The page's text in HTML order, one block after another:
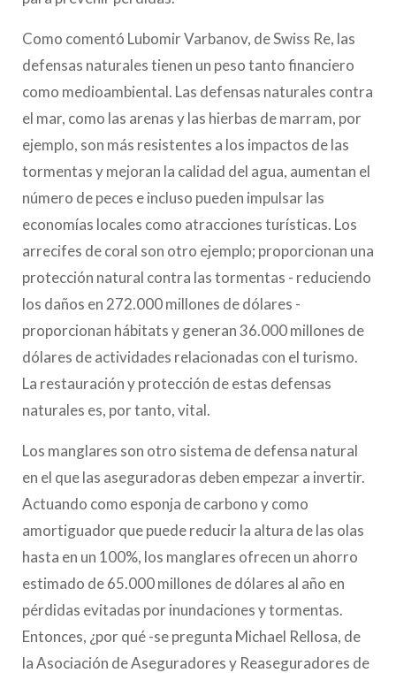
Como comentó Lubomir Varbanov, de Swiss Re, las
defensas naturales tienen un peso tanto financiero
como medioambiental. Las defensas naturales contra
el mar, como las arenas y las hierbas de marram, por
ejemplo, son más resistentes a los impactos de las
tormentas y mejoran la calidad del agua, aumentan el
número de peces e incluso pueden impulsar las
economías locales como atracciones turísticas. Los
arrecifes de coral son otro ejemplo; proporcionan una
protección natural contra las tormentas - reduciendo
los daños en 272.000 millones de dólares -
proporcionan hábitats y generan 36.000 millones de
dólares de actividades relacionadas con el turismo.
La restauración y protección de estas defensas
naturales es, por tanto, vital.
Los manglares son otro sistema de defensa natural
en el que las aseguradoras deben empezar a invertir.
Actuando como esponja de carbono y como
amortiguador que puede reducir la altura de las olas
hasta en un 100%, los manglares ofrecen un ahorro
estimado de 65.000 millones de dólares al año en
pérdidas evitadas por inundaciones y tormentas.
Entonces, ¿por qué -se pregunta Michael Rellosa, de
la Asociación de Aseguradores y Reaseguradores de